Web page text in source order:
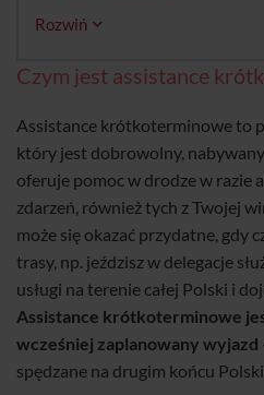
Rozwiń
Czym jest assistance
Assistance krótkoterminowe to
który jest dobrowolny,
oferuje pomoc w drodze w razie
zdarzeń, również tych z Twojej
może się okazać przydatne, gdy
trasy, np. jeździsz w delegacje
usługi na terenie całej Polski i
Assistance krótkoterminowe
wcześniej zaplanowany wyjazd
spędzane na drugim końcu